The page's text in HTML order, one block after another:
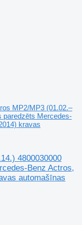
MP2/MP3 (01.02.–
paredzēts Mercedes-
kravas
4800030000
Benz Actros,
automašīnas